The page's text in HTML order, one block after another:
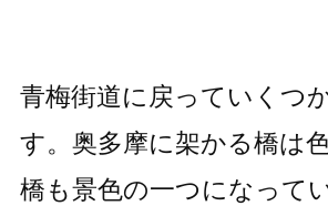
青梅街道に戻っていくつ
す。奥多摩に架かる橋は
橋も景色の一つになって